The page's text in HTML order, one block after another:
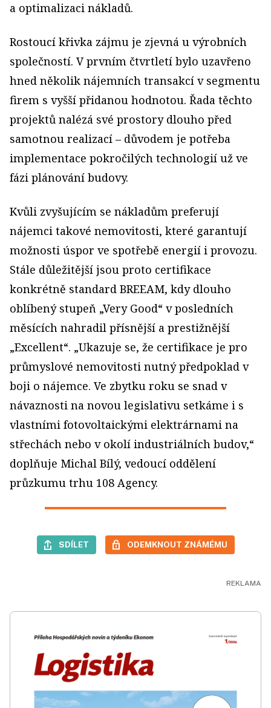
a optimalizaci nákladů.
Rostoucí křivka zájmu je zjevná u výrobních
společností. V prvním čtvrtletí bylo uzavřeno
hned několik nájemních transakcí v segmentu
firem s vyšší přidanou hodnotou. Řada těchto
projektů nalézá své prostory dlouho před
samotnou realizací – důvodem je potřeba
implementace pokročilých technologií už ve
fázi plánování budovy.
Kvůli zvyšujícím se nákladům preferují
nájemci takové nemovitosti, které garantují
možnosti úspor ve spotřebě energií i provozu.
Stále důležitější jsou proto certifikace
konkrétně standard BREEAM, kdy dlouho
oblíbený stupeň „Very Good“ v posledních
měsících nahradil přísnější a prestižnější
„Excellent“. „Ukazuje se, že certifikace je pro
průmyslové nemovitosti nutný předpoklad v
boji o nájemce. Ve zbytku roku se snad v
návaznosti na novou legislativu setkáme i s
vlastními fotovoltaickými elektrárnami na
střechách nebo v okolí industriálních budov,“
doplňuje Michal Bílý, vedoucí oddělení
průzkumu trhu 108 Agency.
SDÍLET ODEMKNOUT ZNÁMÉMU